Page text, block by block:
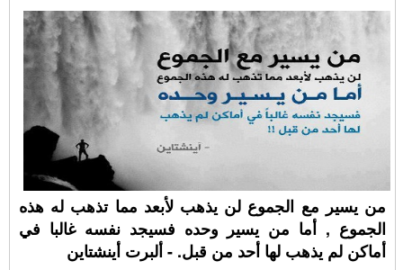
من يسير مع الجموع لن يذهب لأبعد مما تذهب له هذه
الجموع , أما من يسير وحده فسيجد نفسه غالبا في
أماكن لم يذهب لها أحد من قبل. - ألبرت أينشتاين